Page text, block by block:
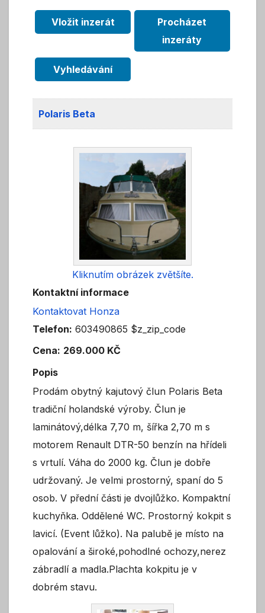
Vložit inzerát
Procházet
inzeráty
Vyhledávání
Polaris Beta
Kliknutím obrázek zvětšíte.
Kontaktní informace
Kontaktovat Honza
Telefon: 603490865 $z_zip_code
Cena: 269.000 KČ
Popis
Prodám obytný kajutový člun Polaris Beta
tradiční holandské výroby. Člun je
laminátový,délka 7,70 m, šířka 2,70 m s
motorem Renault DTR-50 benzín na hřídeli
s vrtulí. Váha do 2000 kg. Člun je dobře
udržovaný. Je velmi prostorný, spaní do 5
osob. V přední části je dvojlůžko. Kompaktní
kuchyňka. Oddělené WC. Prostorný kokpit s
lavicí. (Event lůžko). Na palubě je místo na
opalování a široké,pohodlné ochozy,nerez
zábradlí a madla.Plachta kokpitu je v
dobrém stavu.